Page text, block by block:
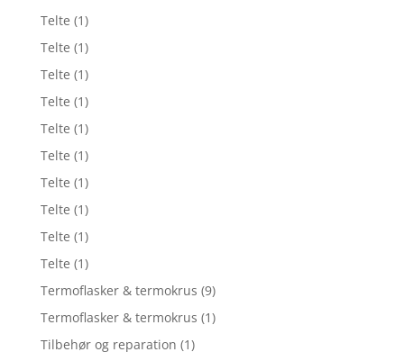
Telte (1)
Telte (1)
Telte (1)
Telte (1)
Telte (1)
Telte (1)
Telte (1)
Telte (1)
Telte (1)
Telte (1)
Termoflasker & termokrus (9)
Termoflasker & termokrus (1)
Tilbehør og reparation (1)